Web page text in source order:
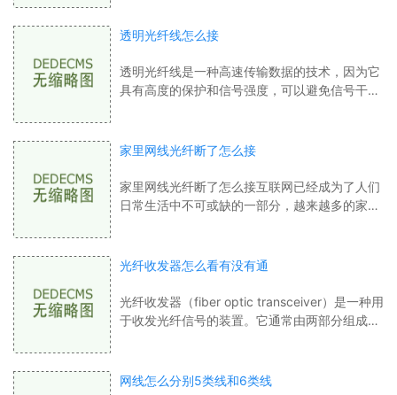
透明光纤线怎么接
透明光纤线是一种高速传输数据的技术，因为它
具有高度的保护和信号强度，可以避免信号干
家里网线光纤断了怎么接
家里网线光纤断了怎么接互联网已经成为了人们
日常生活中不可或缺的一部分，越来越多的家庭
光纤收发器怎么看有没有通
光纤收发器（fiber optic transceiver）是一种用
于收发光纤信号的装置。它通常由两部分组成：
网线怎么分别5类线和6类线